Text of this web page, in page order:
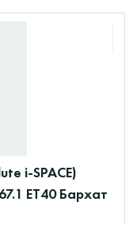
i-SPACE)
ET40 Бархат